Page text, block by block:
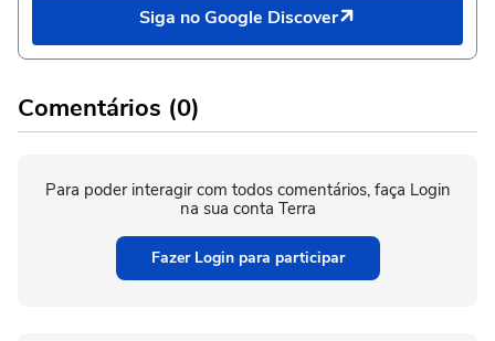
Siga no Google Discover
Comentários (0)
Para poder interagir com todos comentários, faça Login
na sua conta Terra
Fazer Login para participar